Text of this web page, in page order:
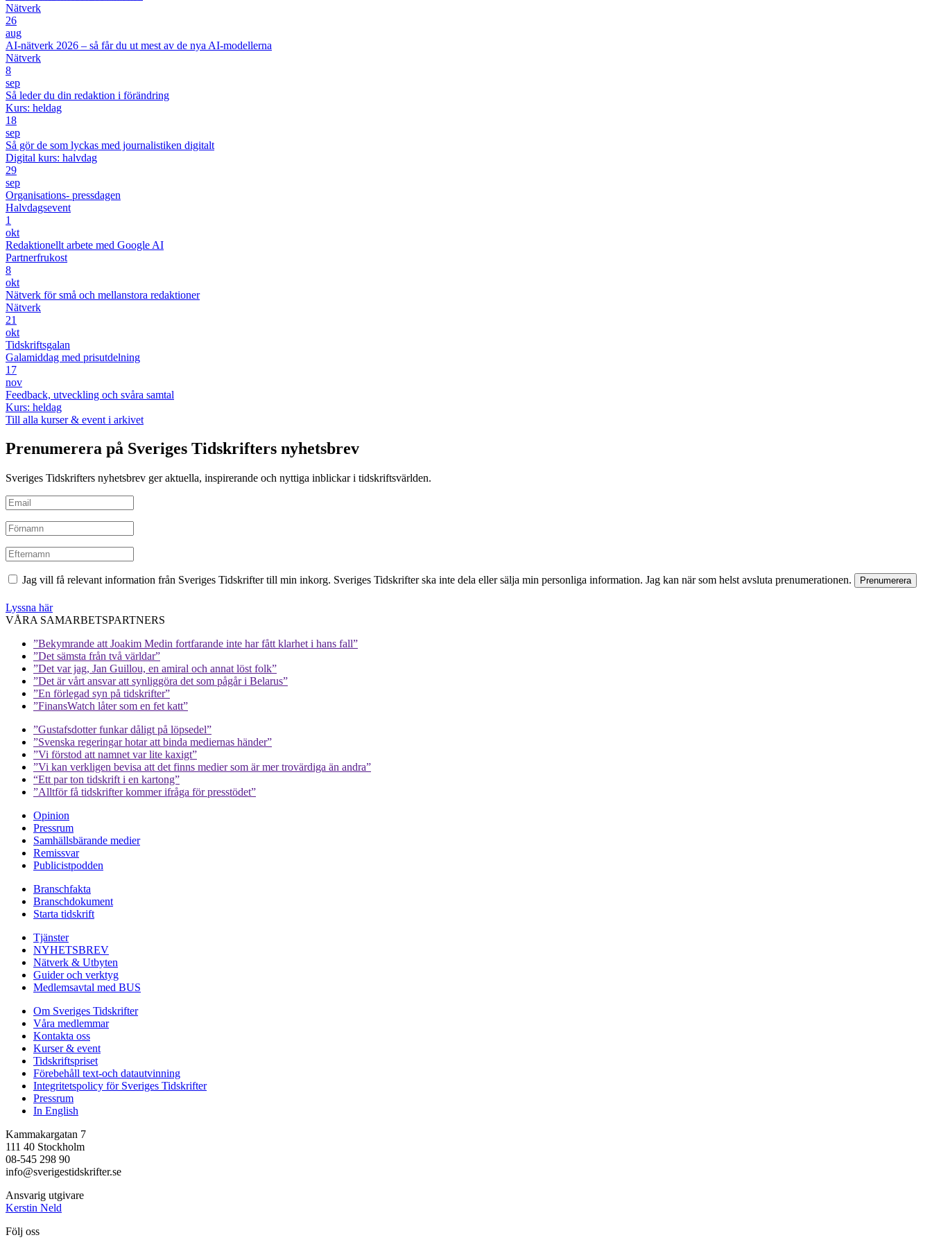
Nätverk
26
aug
AI-nätverk 2026 – så får du ut mest av de nya AI-modellerna
Nätverk
8
sep
Så leder du din redaktion i förändring
Kurs: heldag
18
sep
Så gör de som lyckas med journalistiken digitalt
Digital kurs: halvdag
29
sep
Organisations- pressdagen
Halvdagsevent
1
okt
Redaktionellt arbete med Google AI
Partnerfrukost
8
okt
Nätverk för små och mellanstora redaktioner
Nätverk
21
okt
Tidskriftsgalan
Galamiddag med prisutdelning
17
nov
Feedback, utveckling och svåra samtal
Kurs: heldag
Till alla kurser & event i arkivet
Prenumerera på Sveriges Tidskrifters nyhetsbrev
Sveriges Tidskrifters nyhetsbrev ger aktuella, inspirerande och nyttiga inblickar i tidskriftsvärlden.
Jag vill få relevant information från Sveriges Tidskrifter till min inkorg. Sveriges Tidskrifter ska inte dela eller sälja min personliga information. Jag kan när som helst avsluta prenumerationen.
Lyssna här
VÅRA SAMARBETSPARTNERS
”Bekymrande att Joakim Medin fortfarande inte har fått klarhet i hans fall”
”Det sämsta från två världar”
”Det var jag, Jan Guillou, en amiral och annat löst folk”
”Det är vårt ansvar att synliggöra det som pågår i Belarus”
”En förlegad syn på tidskrifter”
”FinansWatch låter som en fet katt”
”Gustafsdotter funkar dåligt på löpsedel”
”Svenska regeringar hotar att binda mediernas händer”
”Vi förstod att namnet var lite kaxigt”
”Vi kan verkligen bevisa att det finns medier som är mer trovärdiga än andra”
“Ett par ton tidskrift i en kartong”
”Alltför få tidskrifter kommer ifråga för presstödet”
Opinion
Pressrum
Samhällsbärande medier
Remissvar
Publicistpodden
Branschfakta
Branschdokument
Starta tidskrift
Tjänster
NYHETSBREV
Nätverk & Utbyten
Guider och verktyg
Medlemsavtal med BUS
Om Sveriges Tidskrifter
Våra medlemmar
Kontakta oss
Kurser & event
Tidskriftspriset
Förebehåll text-och datautvinning
Integritetspolicy för Sveriges Tidskrifter
Pressrum
In English
Kammakargatan 7
111 40 Stockholm
08-545 298 90
info@sverigestidskrifter.se
Ansvarig utgivare
Kerstin Neld
Följ oss